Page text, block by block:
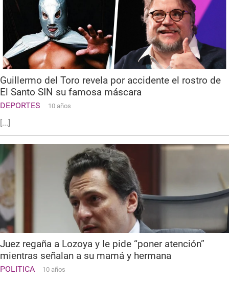
Guillermo del Toro revela por accidente el rostro de
El Santo SIN su famosa máscara
DEPORTES 10 años
[...]
Juez regaña a Lozoya y le pide “poner atención”
mientras señalan a su mamá y hermana
POLITICA 10 años